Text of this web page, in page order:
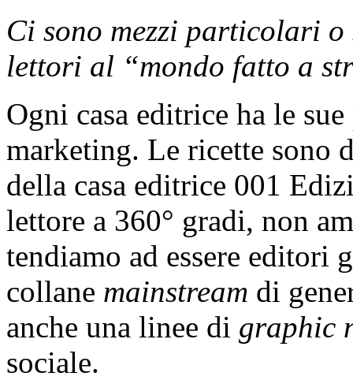
Ci sono mezzi particolari
lettori al “mondo fatto a
Ogni casa editrice ha le
marketing. Le ricette sono
della casa editrice 001
lettore a 360° gradi, non
tendiamo ad essere editori
collane mainstream di
anche una linee di graphic
sociale.